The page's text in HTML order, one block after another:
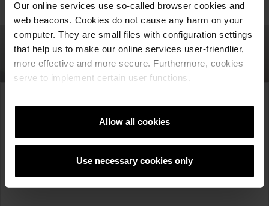
Our online services use so-called browser cookies and
web beacons. Cookies do not cause any harm on your
computer. They are small files with configuration settings
that help us to make our online services user-friendlier,
more effective and more secure. Furthermore, cookies
serve to implement certain user functions.
Allow all cookies
Use necessary cookies only
Имате ли прашања за
нас или за нашите
производи?
Контактирајте нè и ќе ви помогнеме!